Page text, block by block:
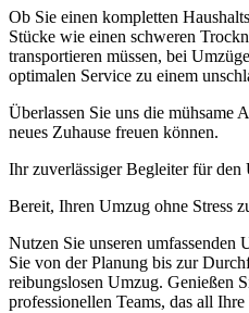
Ob Sie einen kompletten
Stücke wie einen schweren
transportieren müssen, bei
optimalen Service zu einem
Überlassen Sie uns die mühsame
neues Zuhause freuen können.
Ihr zuverlässiger Begleiter für den
Bereit, Ihren Umzug ohne Stress
Nutzen Sie unseren umfassenden
Sie von der Planung bis zur
reibungslosen Umzug. Genießen
professionellen Teams, das all